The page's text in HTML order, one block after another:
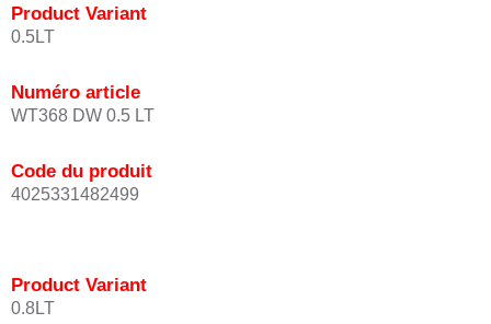
Product Variant
0.5LT
Numéro article
WT368 DW 0.5 LT
Code du produit
4025331482499
Product Variant
0.8LT